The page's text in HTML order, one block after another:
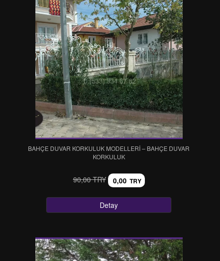
BAHÇE DUVAR KORKULUK MODELLERİ – BAHÇE DUVAR
KORKULUK
90,00 TRY 0,00 TRY
Detay